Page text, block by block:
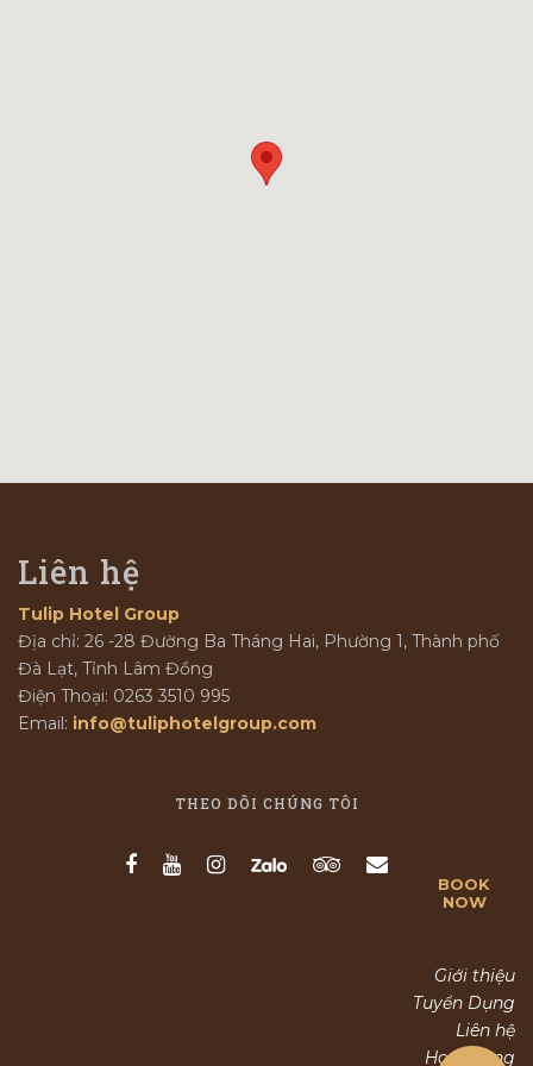
Liên hệ
Tulip Hotel Group
Địa chỉ: 26 -28 Đường Ba Tháng Hai, Phường 1, Thành phố
Đà Lạt, Tỉnh Lâm Đồng
Điện Thoại: 0263 3510 995
Email: info@tuliphotelgroup.com
THEO DÕI CHÚNG TÔI
Giới thiệu
Tuyển Dụng
Liên hệ
Hoạt động
BOOK
NOW
(+84) 263 3510 995